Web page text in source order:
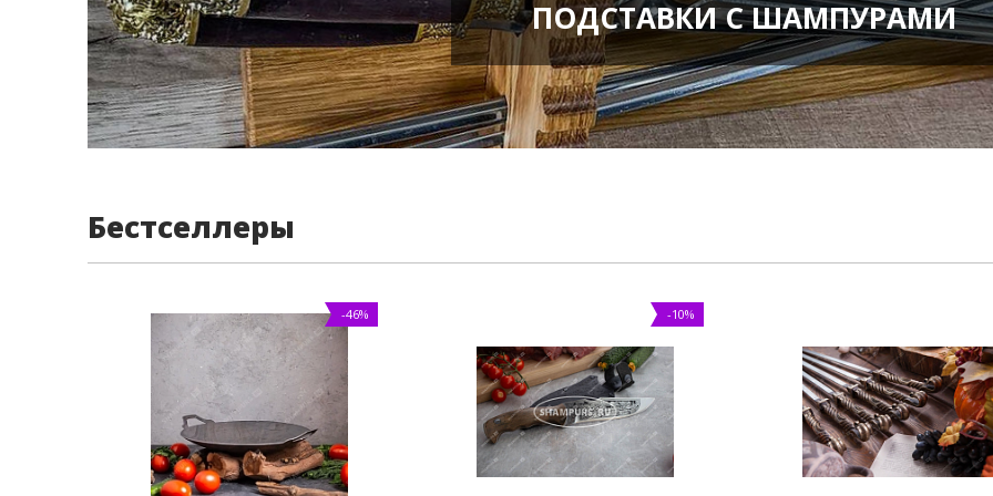
ПОДСТАВКИ С ШАМПУРАМИ
Бестселлеры
-46% -10%